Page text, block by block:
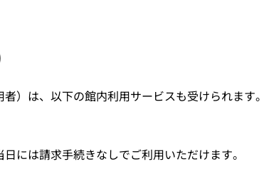
）は、以下の館内利用サービスも受けられます。
には請求手続きなしでご利用いただけます。